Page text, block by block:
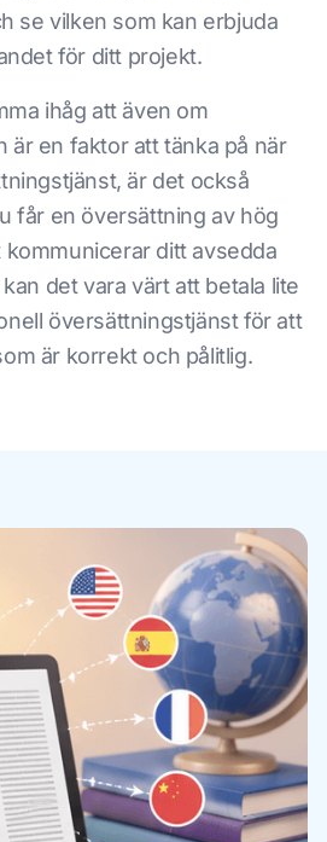
se vilken som kan erbjuda
för ditt projekt.
ihåg att även om
är en faktor att tänka på när
är det också
får en översättning av hög
ditt avsedda
det vara värt att betala lite
översättningstjänst för att
är korrekt och pålitlig.